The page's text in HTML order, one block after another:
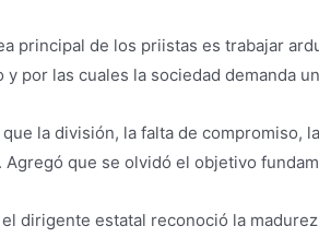
principal de los priistas es trabajar
y por las cuales la sociedad demanda
la división, la falta de compromiso,
que se olvidó el objetivo
dirigente estatal reconoció la